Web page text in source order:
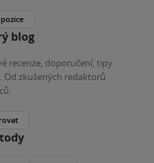
blog
recenze, doporučení, tipy
Od zkušených redaktorů